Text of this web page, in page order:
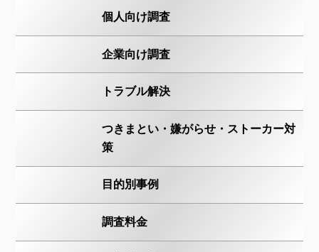
個人向け調査
企業向け調査
トラブル解決
つきまとい・嫌がらせ・ストーカー対
策
目的別事例
調査料金